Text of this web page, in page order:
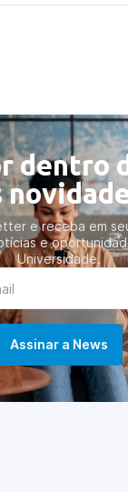
dentro
e receba em
e
Universidade.